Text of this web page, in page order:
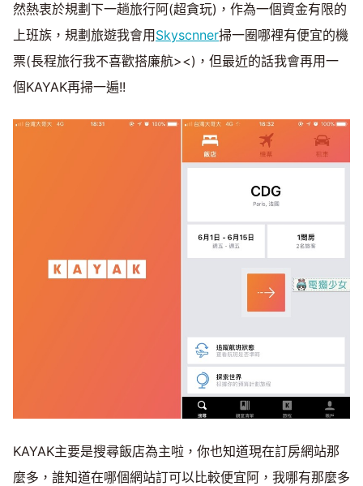
然熱衷於規劃下一趟旅行阿(超貪玩)，作為一個資金有限的
上班族，規劃旅遊我會用 Skyscnner掃一圈哪裡有便宜的機
票(長程旅行我不喜歡搭廉航><)，但最近的話我會再用一
個KAYAK再掃一遍!!
KAYAK主要是搜尋飯店為主啦，你也知道現在訂房網站那
麼多，誰知道在哪個網站訂可以比較便宜阿，我哪有那麼多